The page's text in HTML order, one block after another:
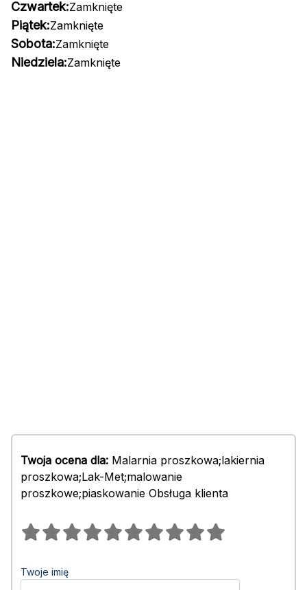
Czwartek:Zamknięte
Piątek:Zamknięte
Sobota:Zamknięte
Niedziela:Zamknięte
Twoja ocena dla: Malarnia proszkowa;lakiernia
proszkowa;Lak-Met;malowanie
proszkowe;piaskowanie Obsługa klienta
Twoje imię